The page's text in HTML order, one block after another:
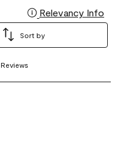
Relevancy Info
Sort by
Reviews